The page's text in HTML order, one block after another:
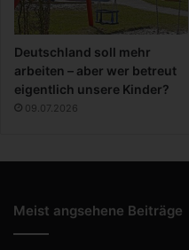
Deutschland soll mehr
arbeiten – aber wer betreut
eigentlich unsere Kinder?
09.07.2026
Meist angsehene Beiträge